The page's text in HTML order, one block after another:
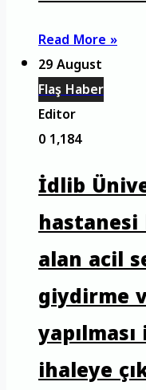
Read More »
29 August
Flaş Haber
Editor
01,184
İdlib
hastanesi
alan acil
giydirme
ihaleye